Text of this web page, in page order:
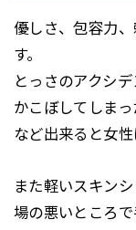
優しさ、包容力
す。
とっさのアクシ
かこぼしてしま
など出来ると女性
また軽いスキン
場の悪いところ